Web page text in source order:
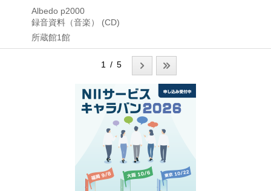
Albedo p2000
録音資料（音楽） (CD)
所蔵館1館
1 / 5